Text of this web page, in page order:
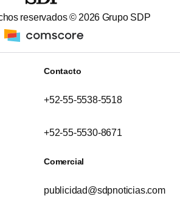
reservados © 2026 Grupo SDP
Contacto
+52-55-5538-5518
+52-55-5530-8671
Comercial
publicidad@sdpnoticias.com